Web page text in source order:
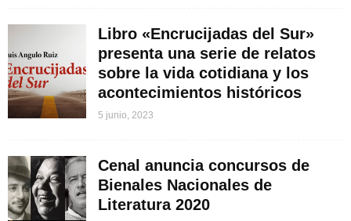
Libro «Encrucijadas del Sur»
presenta una serie de relatos
sobre la vida cotidiana y los
acontecimientos históricos
5 junio, 2023
Cenal anuncia concursos de
Bienales Nacionales de
Literatura 2020